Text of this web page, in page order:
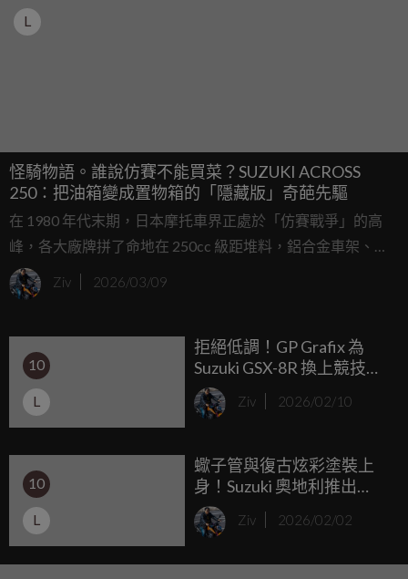
L
怪騎物語。誰說仿賽不能買菜？SUZUKI ACROSS
250：把油箱變成置物箱的「隱藏版」奇葩先驅
在 1980 年代末期，日本摩托車界正處於「仿賽戰爭」的高
峰，各大廠牌拼了命地在 250cc 級距堆料，鋁合金車架、高
轉速四缸引擎簡直是標配；但在這股追求絕對速度的洪流
中，SUZUKI 卻掏出了一個腦洞大開的點子：「如果我們把
帽、騎去買菜也毫無違和感的跑車呢？」於是，這台擁有 25
公升超大「假油箱」置物空間的 ACROSS (GSX250F) 就此誕
生。
Ziv 2026/03/09
10
L
拒絕低調！GP Grafix 為
Suzuki GSX-8R 換上競技新
衣，讓你的 8R 更有工廠賽
車味
Ziv 2026/02/10
10
L
蠍子管與復古炫彩塗裝上
身！Suzuki 奧地利推出
GSX-8S 與 DR-Z4 SM 限量
特仕版Ziv 2026/02/02